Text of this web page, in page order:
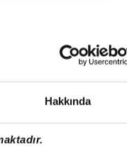
Hakkında